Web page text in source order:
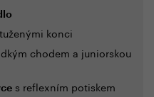
konci
chodem a juniorskou
s reflexním potiskem